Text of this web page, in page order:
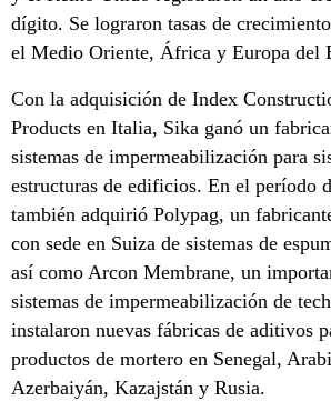
dígito. Se lograron tasas de
el Medio Oriente, África y Europa del
Con la adquisición de Index
Products en Italia, Sika ganó un
sistemas de impermeabilización para
estructuras de edificios. En el período
también adquirió Polypag, un
con sede en Suiza de sistemas de
así como Arcon Membrane, un
sistemas de impermeabilización de
instalaron nuevas fábricas de aditivos
productos de mortero en Senegal,
Azerbaiyán, Kazajstán y Rusia.